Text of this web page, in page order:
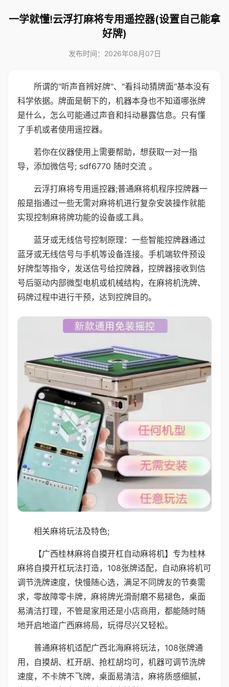
一学就懂!云浮打麻将专用遥控器(设置自己能拿
好牌)
发布时间：2026年08月07日
所谓的"听声音辨好牌"、"看抖动猜牌面"基本没有
科学依据。牌面是朝下的，机器本身也不知道哪张牌
是什么，怎么可能通过声音和抖动暴露信息。只有懂
了手机或者使用遥控器。
若你在仪器使用上需要帮助，想获取一对一指
导，添加微信号; sdf6770 随时交流 。
云浮打麻将专用遥控器;普通麻将机程序控牌器一
般是指通过一些无需对麻将机进行复杂安装操作就能
实现控制麻将牌功能的设备或工具。
蓝牙或无线信号控制原理：一些智能控牌器通过
蓝牙或无线信号与手机等设备连接。手机端软件预设
好牌型等指令，发送信号给控牌器，控牌器接收到信
号后驱动内部微型电机或机械结构，在麻将机洗牌、
码牌过程中进行干预，达到控牌目的。
相关麻将玩法及特色;
【广西桂林麻将自摸开杠自动麻将机】专为桂林
麻将自摸开杠玩法打造，108张牌适配，自动麻将机可
调节洗牌速度，快慢随心选，满足不同牌友的节奏需
求，零故障零卡牌，麻将牌光滑耐磨不易褪色，桌面
易清洁打理，不管是家用还是小店商用，都能随时随
地开启地道广西麻将局，玩得尽兴又轻松。
普通麻将机适配广西北海麻将玩法，108张牌通
用，自摸胡、杠开胡、抢杠胡均可，机器可调节洗牌
速度，不卡牌不飞牌，桌面易清洁，麻将质感细腻，